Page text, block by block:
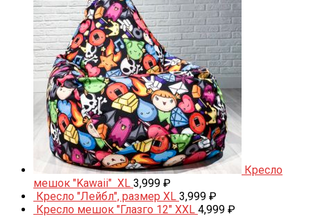
Кресло
мешок "Kawaii" XL 3,999 ₽
Кресло "Лейбл", размер XL 3,999 ₽
Кресло мешок "Глазго 12" XXL 4,999 ₽